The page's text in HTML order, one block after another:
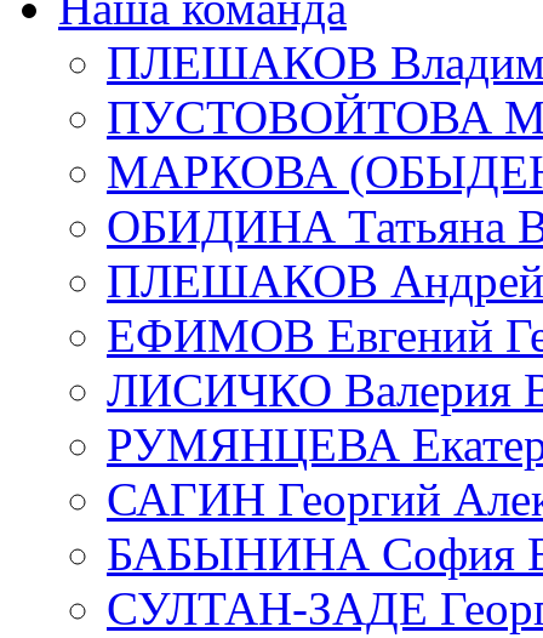
ПЛЕШАКОВ
ПУСТОВОЙТОВА
МАРКОВА
ОБИДИНА Татьяна
ПЛЕШАКОВ Андрей
ЕФИМОВ Евгений
ЛИСИЧКО Валерия
РУМЯНЦЕВА
САГИН Георгий
БАБЫНИНА София
СУЛТАН-ЗАДЕ